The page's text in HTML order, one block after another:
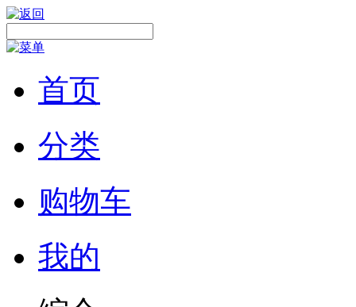
首页
分类
购物车
我的